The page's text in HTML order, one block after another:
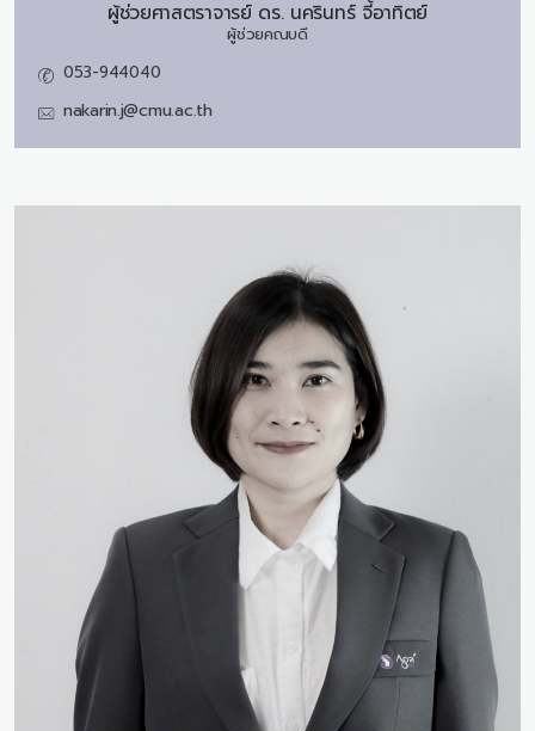
ผู้ช่วยศาสตราจารย์ ดร. นครินทร์ จี้อาทิตย์
ผู้ช่วยคณบดี
053-944040
nakarin.j@cmu.ac.th